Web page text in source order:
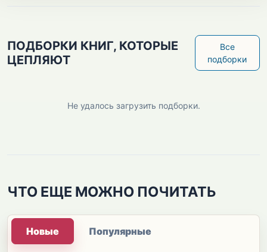
ПОДБОРКИ КНИГ, КОТОРЫЕ
ЦЕПЛЯЮТ
Все
подборки
Не удалось загрузить подборки.
ЧТО ЕЩЕ МОЖНО ПОЧИТАТЬ
Новые Популярные